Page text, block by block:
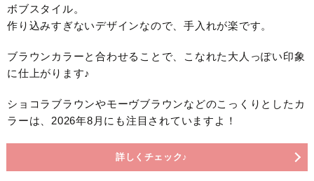
ボブスタイル。
作り込みすぎないデザインなので、手入れが楽です。
ブラウンカラーと合わせることで、こなれた大人っぽい印象
に仕上がります♪
ショコラブラウンやモーヴブラウンなどのこっくりとしたカ
ラーは、2026年8月にも注目されていますよ！
詳しくチェック♪